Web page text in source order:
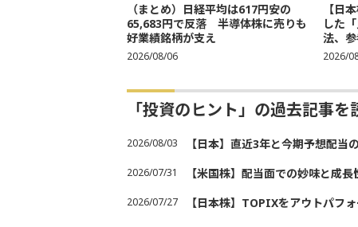
（まとめ）日経平均は617円安の
65,683円で反落 半導体株に売りも
好業績銘柄が支え
2026/08/06
【日
した
法、
2026/
「投資のヒント」の過去記事を
2026/08/03 【日本】直近3年と今期予想配
2026/07/31 【米国株】配当面での妙味と成
2026/07/27 【日本株】TOPIXをアウトパフ